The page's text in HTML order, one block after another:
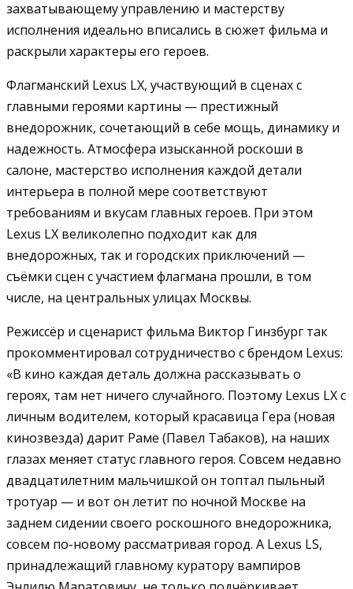
захватывающему управлению и мастерству
исполнения идеально вписались в сюжет фильма и
раскрыли характеры его героев.
Флагманский Lexus LX, участвующий в сценах с
главными героями картины — престижный
внедорожник, сочетающий в себе мощь, динамику и
надежность. Атмосфера изысканной роскоши в
салоне, мастерство исполнения каждой детали
интерьера в полной мере соответствуют
требованиям и вкусам главных героев. При этом
Lexus LX великолепно подходит как для
внедорожных, так и городских приключений —
съёмки сцен с участием флагмана прошли, в том
числе, на центральных улицах Москвы.
Режиссёр и сценарист фильма Виктор Гинзбург так
прокомментировал сотрудничество с брендом Lexus:
«В кино каждая деталь должна рассказывать о
героях, там нет ничего случайного. Поэтому Lexus LX с
личным водителем, который красавица Гера (новая
кинозвезда) дарит Раме (Павел Табаков), на наших
глазах меняет статус главного героя. Совсем недавно
двадцатилетним мальчишкой он топтал пыльный
тротуар — и вот он летит по ночной Москве на
заднем сидении своего роскошного внедорожника,
совсем по-новому рассматривая город. А Lexus LS,
принадлежащий главному куратору вампиров